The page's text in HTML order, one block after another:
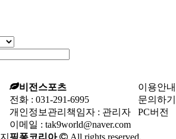
이용안내
문의하기
PC버전
비전스포츠
전화 : 031-291-6995
개인정보관리책임자 : 관리자
이메일 : tak9world@naver.com
핑퐁코리아
All rights reserved.